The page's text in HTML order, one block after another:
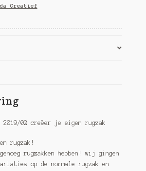
Creatief
2019/02 creëer je eigen rugzak
rugzak!
rugzakken hebben! wij gingen
op de normale rugzak en